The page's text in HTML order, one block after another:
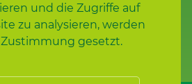
und die Zugriffe auf
zu analysieren, werden
gesetzt.